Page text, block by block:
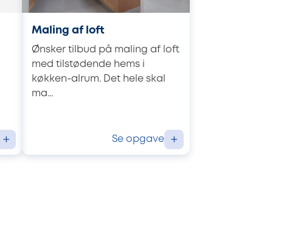
+
Maling af loft
Ønsker tilbud på maling af loft
med tilstødende hems i
køkken-alrum. Det hele skal
ma...
Se opgave +